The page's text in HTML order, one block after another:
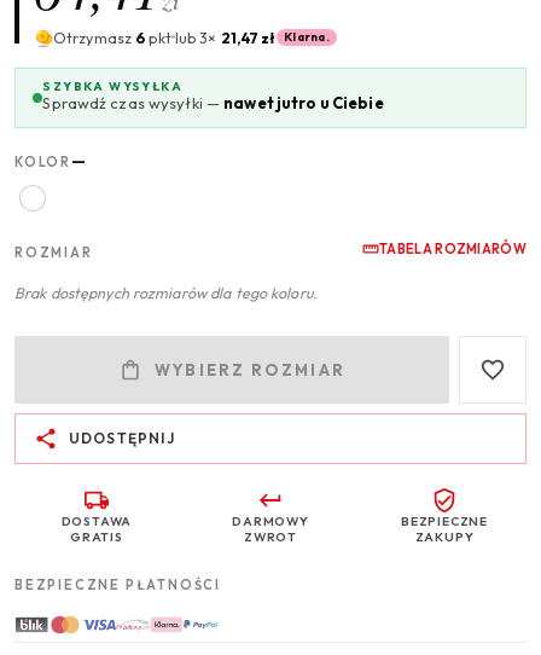
Otrzymasz 6pktlub 3× 21,47 zł Klarna.
SZYBKA WYSYŁKA
Sprawdź czas wysyłki — nawet jutro u Ciebie
KOLOR —
ROZMIAR TABELA ROZMIARÓW
Brak dostępnych rozmiarów dla tego koloru.
WYBIERZ ROZMIAR
UDOSTĘPNIJ
DOSTAWA
GRATIS
DARMOWY
ZWROT
BEZPIECZNE
ZAKUPY
BEZPIECZNE PŁATNOŚCI